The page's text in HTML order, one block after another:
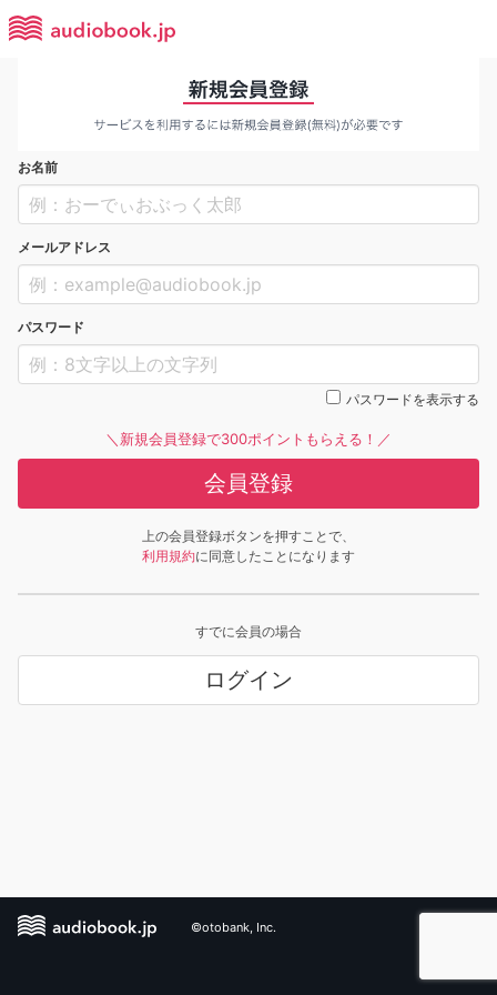
お名前
メールアドレス
パスワード
パスワードを表示する
＼新規会員登録で300ポイントもらえる！／
会員登録
上の会員登録ボタンを押すことで、
利用規約に同意したことになります
すでに会員の場合
ログイン
©otobank, Inc.